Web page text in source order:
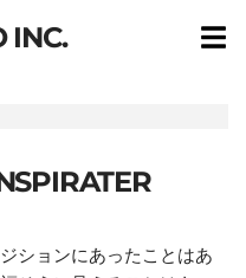
ションにあったことはあ